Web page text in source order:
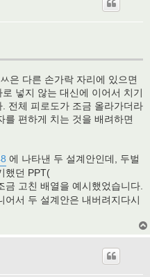
은 다른 손가락 자리에 있으면
넣지 않는 대신에 이어서 치기
전체 피로도가 조금 올라가더라
를 편하게 치는 것을 배려하면
에 나타낸 두 설계안인데, 두벌
했던 PPT(
금 고친 배열을 예시했었습니다.
서 두 설계안은 내버려지다시